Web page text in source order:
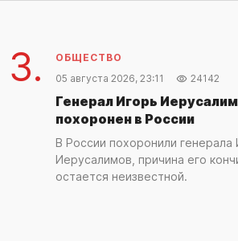
часов назад
Реакция Зеленского на усиление
американских санкций против России
14 часов назад
ОБЩЕСТВО
Рим отклонил угрозы Мадрида
3.
ОБЩЕСТВО
05 августа 2026, 23:11
24142
Генерал Игорь
похоронен в России
В России похоронили генерала
Иерусалимов, причина его
остается неизвестной.